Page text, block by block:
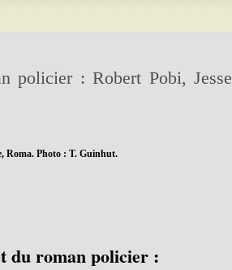
policier : Robert Pobi, Jesse
Roma. Photo : T. Guinhut.
du roman policier :